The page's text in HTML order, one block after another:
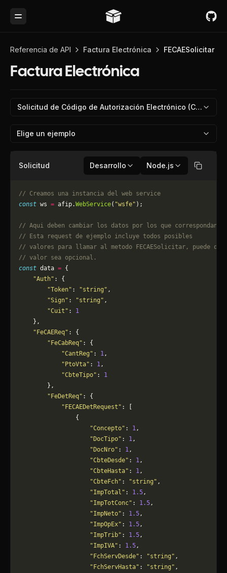
Toggle Menu
Referencia de API Factura Electrónica FECAESolicitar
Factura Electrónica
Solicitud de Código de Autorización Electrónico (CAE)
Elige un ejemplo
Solicitud Desarrollo Node.js Copiar
// Creamos una instancia del web service
const ws = afip.WebService( "wsfe" );
// Aqui deben cambiar los datos por los que correspondan.
// Esta request de ejemplo incluye todos posibles
// valores para llamar al metodo FECAESolicitar, puede que
// valor sea opcional.
const data = {
    "Auth"
: {
        "Token"
: "string" ,
        "Sign"
: "string" ,
        "Cuit"
: 1
    },
    "FeCAEReq"
: {
        "FeCabReq"
: {
            "CantReg"
: 1,
            "PtoVta"
: 1,
            "CbteTipo"
: 1
        },
        "FeDetReq"
: {
            "FECAEDetRequest"
: [
                {
                    "Concepto"
: 1,
                    "DocTipo"
: 1,
                    "DocNro"
: 1,
                    "CbteDesde"
: 1,
                    "CbteHasta"
: 1,
                    "CbteFch"
: "string" ,
                    "ImpTotal"
: 1.5,
                    "ImpTotConc"
: 1.5,
                    "ImpNeto"
: 1.5,
                    "ImpOpEx"
: 1.5,
                    "ImpTrib"
: 1.5,
                    "ImpIVA"
: 1.5,
                    "FchServDesde"
: "string" ,
                    "FchServHasta"
: "string" ,